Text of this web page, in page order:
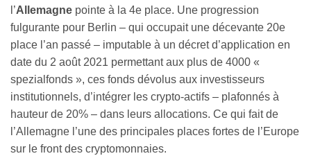
l’Allemagne pointe à la 4e place. Une progression
fulgurante pour Berlin – qui occupait une décevante 20e
place l’an passé – imputable à un décret d’application en
date du 2 août 2021 permettant aux plus de 4000 «
spezialfonds », ces fonds dévolus aux investisseurs
institutionnels, d’intégrer les crypto-actifs – plafonnés à
hauteur de 20% – dans leurs allocations. Ce qui fait de
l’Allemagne l’une des principales places fortes de l’Europe
sur le front des cryptomonnaies.